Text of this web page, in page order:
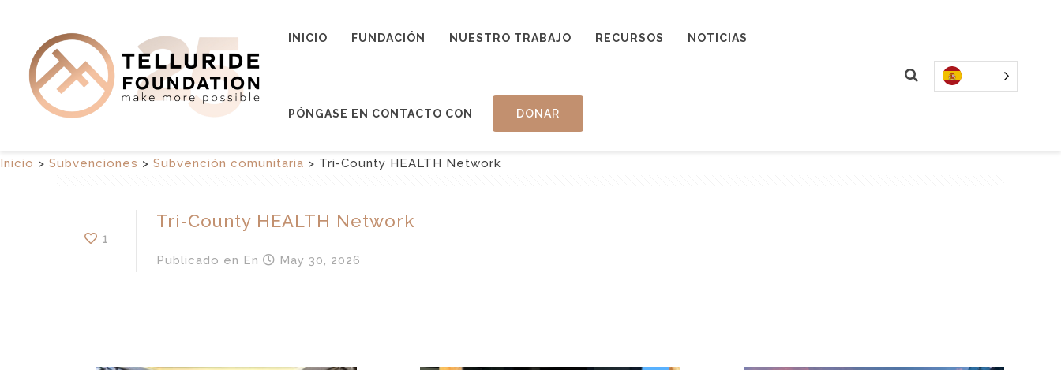
INICIO FUNDACIÓN NUESTRO TRABAJO RECURSOS NOTICIAS
PÓNGASE EN CONTACTO CON DONAR
Inicio > Subvenciones > Subvención comunitaria > Tri-County HEALTH Network
1
Tri-County HEALTH Network
Publicado en En May 30, 2026